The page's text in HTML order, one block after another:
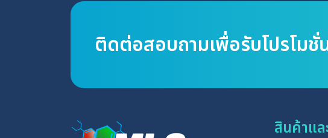
ติดต่อสอบถามเพื่อรับโปรโม
สินค้าแล